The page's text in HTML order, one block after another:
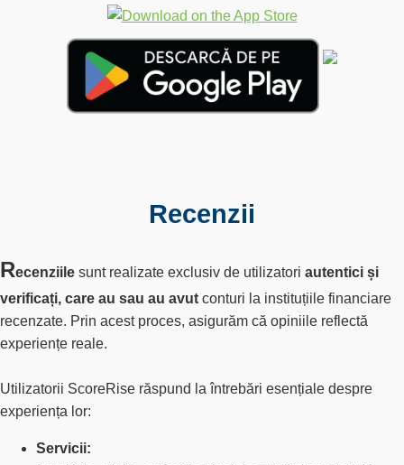
Recenzii
Recenziile sunt realizate exclusiv de utilizatori autentici și
verificați, care au sau au avut conturi la instituțiile financiare
recenzate. Prin acest proces, asigurăm că opiniile reflectă
experiențe reale.
Utilizatorii ScoreRise răspund la întrebări esențiale despre
experiența lor:
Servicii: